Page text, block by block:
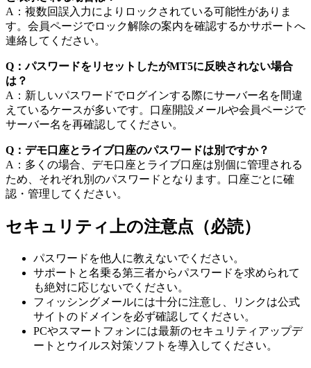
A：複数回誤入力によりロックされている可能性がありま
す。会員ページでロック解除の案内を確認するかサポートへ
連絡してください。
Q：パスワードをリセットしたがMT5に反映されない場合
は？
A：新しいパスワードでログインする際にサーバー名を間違
えているケースが多いです。口座開設メールや会員ページで
サーバー名を再確認してください。
Q：デモ口座とライブ口座のパスワードは別ですか？
A：多くの場合、デモ口座とライブ口座は別個に管理される
ため、それぞれ別のパスワードとなります。口座ごとに確
認・管理してください。
セキュリティ上の注意点（必読）
パスワードを他人に教えないでください。
サポートと名乗る第三者からパスワードを求められて
も絶対に応じないでください。
フィッシングメールには十分に注意し、リンクは公式
サイトのドメインを必ず確認してください。
PCやスマートフォンには最新のセキュリティアップデ
ートとウイルス対策ソフトを導入してください。